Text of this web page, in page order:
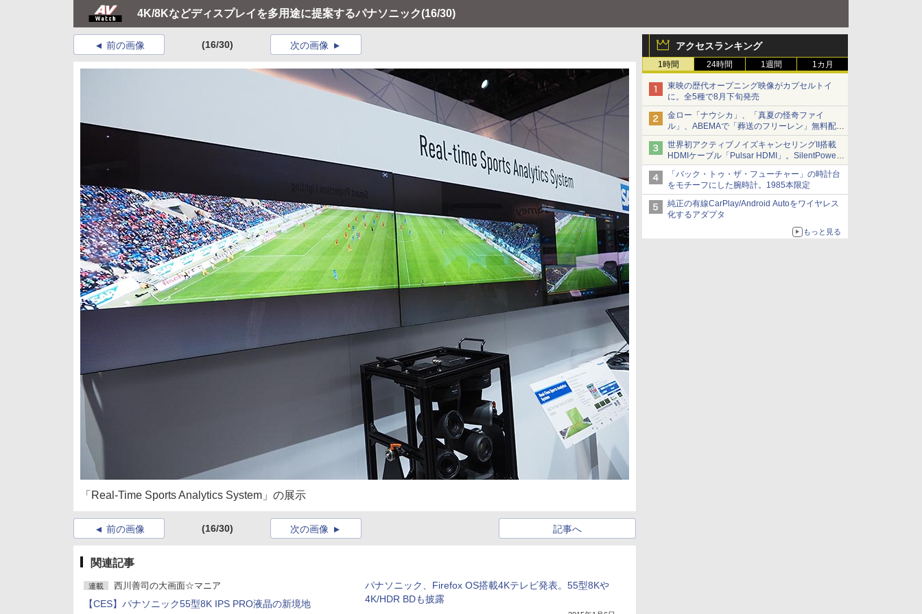
4K/8Kなどディスプレイを多用途に提案するパナソニック(16/30)
アクセスランキング
1時間 24時間 1週間 1カ月
東映の歴代オープニング映像がカプセルトイ
に。全5種で8月下旬発売
金ロー「ナウシカ」、「真夏の怪奇ファイ
ル」、ABEMAで「葬送のフリーレン」無料配信
など。夏の特番・配信情報
世界初アクティブノイズキャンセリングII搭載
HDMIケーブル「Pulsar HDMI」。SilentPower
から
「バック・トゥ・ザ・フューチャー」の時計台
をモチーフにした腕時計。1985本限定
純正の有線CarPlay/Android Autoをワイヤレス
化するアダプタ
もっと見る
前の画像 (16/30) 次の画像
「Real-Time Sports Analytics System」の展示
前の画像 (16/30) 記事へ
次の画像
関連記事
連載 西川善司の大画面☆マニア
【CES】パナソニック55型8K IPS PRO液晶の新境地
パナソニック、Firefox OS搭載4Kテレビ発表。55型8Kや
4K/HDR BDも披露